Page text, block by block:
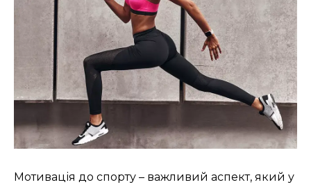
Мотивація до спорту – важливий аспект, який у